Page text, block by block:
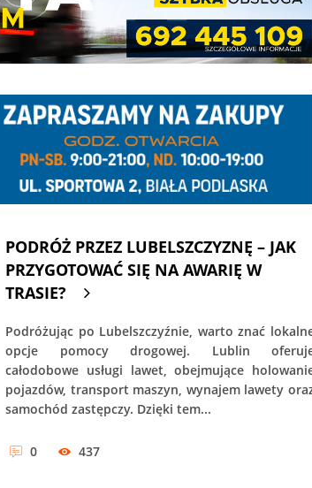
PODRÓŻ PRZEZ LUBELSZCZYZNĘ – JAK
PRZYGOTOWAĆ SIĘ NA AWARIĘ W
TRASIE?
Podróżując po Lubelszczyźnie, warto znać
opcje pomocy drogowej. Lublin
całodobowe usługi lawet, obejmujące
pojazdów, transport maszyn, wynajem lawety
samochód zastępczy. Dzięki tem...
0 437